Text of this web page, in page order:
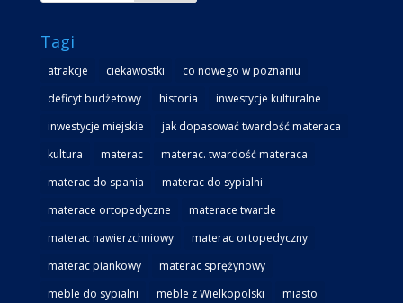
Tagi
atrakcje ciekawostki
co nowego w poznaniu
deficyt budżetowy
historia
inwestycje kulturalne
inwestycje miejskie
jak dopasować twardość materaca
kultura
materac
materac. twardość materaca
materac do spania
materac do sypialni
materace ortopedyczne
materace twarde
materac nawierzchniowy
materac ortopedyczny
materac piankowy
materac sprężynowy
meble do sypialni
meble z Wielkopolski miasto